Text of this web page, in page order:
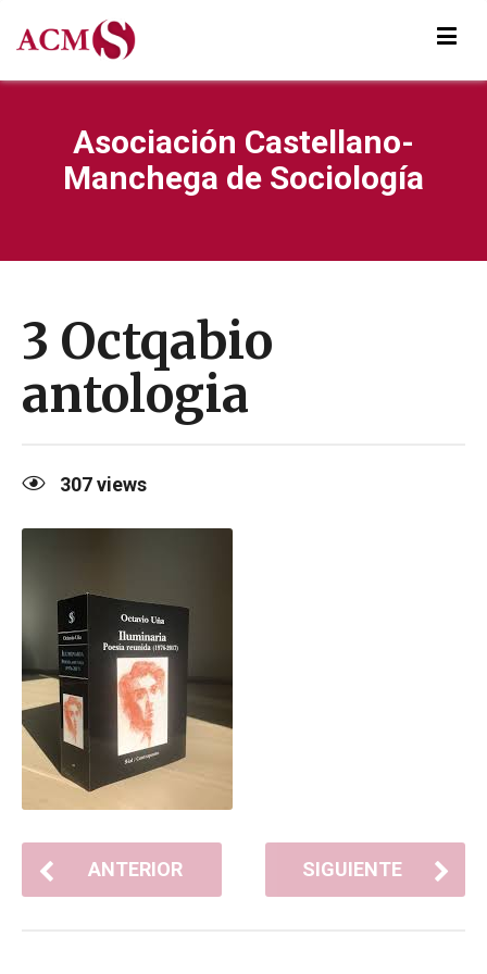
Asociación Castellano-
Manchega de Sociología
3 Octqabio
antologia
307views
ANTERIOR SIGUIENTE